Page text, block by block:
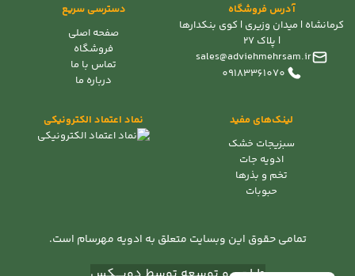
آدرس فروشگاه
کرمانشاه | میدان وزیری | کوی بنکدارها
| پلاک 27
sales@adviehmehrsam.ir
09183361070
دسترسی سریع
صفحه اصلی
فروشگاه
تماس با ما
درباره ما
لینک‌های مفید
سبزیجات خشک
ادویه جات
تخم و بذرها
حبوبات
نماد اعتماد الکترونیکی
تمامی حقوق این وبسایت متعلق به ادویه مهرسام است.